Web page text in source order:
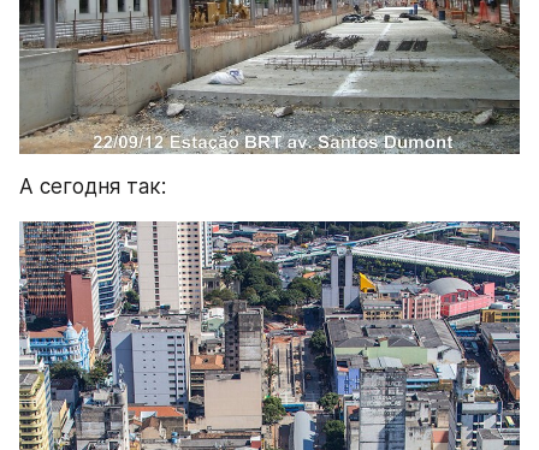
А сегодня так: